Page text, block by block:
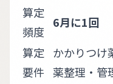
算定
頻度
6月に1回
算定
要件
かかりつけ
薬整理・管